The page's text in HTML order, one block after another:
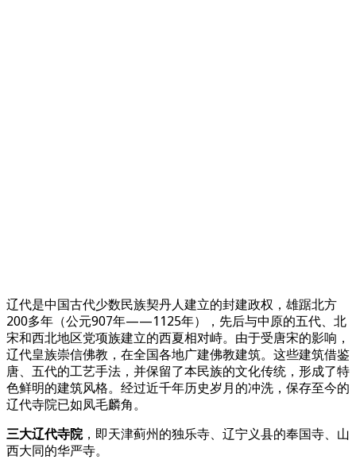
辽代是中国古代少数民族契丹人建立的封建政权，雄踞北方
200多年（公元907年——1125年），先后与中原的五代、北
宋和西北地区党项族建立的西夏相对峙。由于受唐宋的影响，
辽代皇族崇信佛教，在全国各地广建佛教建筑。这些建筑借鉴
唐、五代的工艺手法，并保留了本民族的文化传统，形成了特
色鲜明的建筑风格。经过近千年历史岁月的冲洗，保存至今的
辽代寺院已如凤毛麟角。
三大辽代寺院，即天津蓟州的独乐寺、辽宁义县的奉国寺、山
西大同的华严寺。